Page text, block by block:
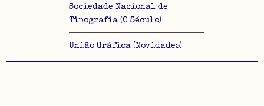
Sociedade Nacional de
Tipografia (O Século)
União Gráfica (Novidades)